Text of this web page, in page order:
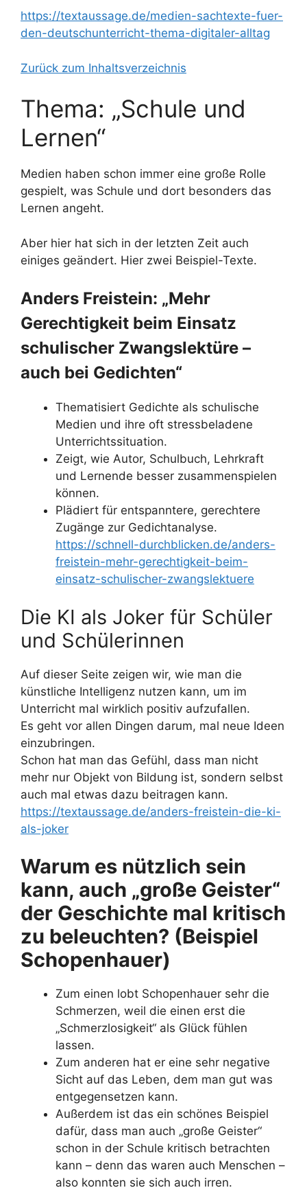
https://textaussage.de/medien-sachtexte-fuer-
den-deutschunterricht-thema-digitaler-alltag
Zurück zum Inhaltsverzeichnis
Thema: „Schule und
Lernen“
Medien haben schon immer eine große Rolle
gespielt, was Schule und dort besonders das
Lernen angeht.
Aber hier hat sich in der letzten Zeit auch
einiges geändert. Hier zwei Beispiel-Texte.
Anders Freistein: „Mehr
Gerechtigkeit beim Einsatz
schulischer Zwangslektüre –
auch bei Gedichten“
Thematisiert Gedichte als schulische
Medien und ihre oft stressbeladene
Unterrichtssituation.
Zeigt, wie Autor, Schulbuch, Lehrkraft
und Lernende besser zusammenspielen
können.
Plädiert für entspanntere, gerechtere
Zugänge zur Gedichtanalyse.
https://schnell-durchblicken.de/anders-
freistein-mehr-gerechtigkeit-beim-
einsatz-schulischer-zwangslektuere
Die KI als Joker für Schüler
und Schülerinnen
Auf dieser Seite zeigen wir, wie man die
künstliche Intelligenz nutzen kann, um im
Unterricht mal wirklich positiv aufzufallen.
Es geht vor allen Dingen darum, mal neue Ideen
einzubringen.
Schon hat man das Gefühl, dass man nicht
mehr nur Objekt von Bildung ist, sondern selbst
auch mal etwas dazu beitragen kann.
https://textaussage.de/anders-freistein-die-ki-
als-joker
Warum es nützlich sein
kann, auch „große Geister“
der Geschichte mal kritisch
zu beleuchten? (Beispiel
Schopenhauer)
Zum einen lobt Schopenhauer sehr die
Schmerzen, weil die einen erst die
„Schmerzlosigkeit“ als Glück fühlen
lassen.
Zum anderen hat er eine sehr negative
Sicht auf das Leben, dem man gut was
entgegensetzen kann.
Außerdem ist das ein schönes Beispiel
dafür, dass man auch „große Geister“
schon in der Schule kritisch betrachten
kann – denn das waren auch Menschen –
also konnten sie sich auch irren.